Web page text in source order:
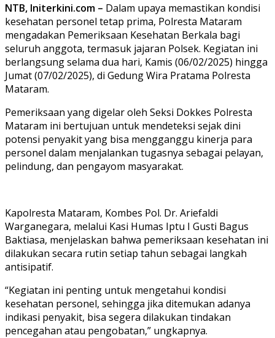
NTB, Initerkini.com – Dalam upaya memastikan kondisi
kesehatan personel tetap prima, Polresta Mataram
mengadakan Pemeriksaan Kesehatan Berkala bagi
seluruh anggota, termasuk jajaran Polsek. Kegiatan ini
berlangsung selama dua hari, Kamis (06/02/2025) hingga
Jumat (07/02/2025), di Gedung Wira Pratama Polresta
Mataram.
Pemeriksaan yang digelar oleh Seksi Dokkes Polresta
Mataram ini bertujuan untuk mendeteksi sejak dini
potensi penyakit yang bisa mengganggu kinerja para
personel dalam menjalankan tugasnya sebagai pelayan,
pelindung, dan pengayom masyarakat.
Kapolresta Mataram, Kombes Pol. Dr. Ariefaldi
Warganegara, melalui Kasi Humas Iptu I Gusti Bagus
Baktiasa, menjelaskan bahwa pemeriksaan kesehatan ini
dilakukan secara rutin setiap tahun sebagai langkah
antisipatif.
“Kegiatan ini penting untuk mengetahui kondisi
kesehatan personel, sehingga jika ditemukan adanya
indikasi penyakit, bisa segera dilakukan tindakan
pencegahan atau pengobatan,” ungkapnya.